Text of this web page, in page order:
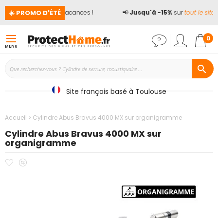
☀️ PROMO D'ÉTÉ
ne prend pas de vacances ! 📢Jusqu'à -15%surtout le site*
MENU
0
Site français basé à Toulouse
Accueil Cylindre Abus Bravus 4000 MX sur organigramme
Cylindre Abus Bravus 4000 MX sur
organigramme
Ajouter